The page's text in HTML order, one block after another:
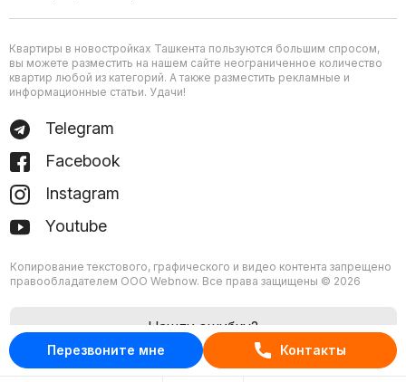
Перезвоните мне Контакты
Квартиры в новостройках Ташкента пользуются большим спросом,
вы можете разместить на нашем сайте неограниченное количество
квартир любой из категорий. А также разместить рекламные и
информационные статьи. Удачи!
Telegram
Facebook
Instagram
Youtube
Копирование текстового, графического и видео контента запрещено
правообладателем ООО Webnow. Все права защищены © 2026
Нашли ошибку?